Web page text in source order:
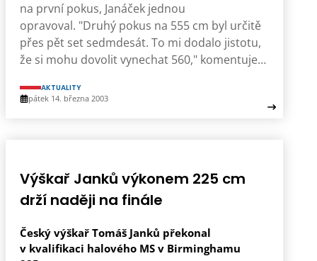
na první pokus, Janáček jednou
opravoval. "Druhý pokus na 555 cm byl určitě
přes pět set sedmdesát. To mi dodalo jistotu,
že si mohu dovolit vynechat 560," komentuje…
AKTUALITY
pátek 14. března 2003
Výškař Janků výkonem 225 cm
drží naději na finále
Český výškař Tomáš Janků překonal
v kvalifikaci halového MS v Birminghamu